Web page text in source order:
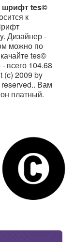
шрифт tes©
к
Дизайнер -
можно по
tes©
всего 104.68
(c) 2009 by
Вам
платный.